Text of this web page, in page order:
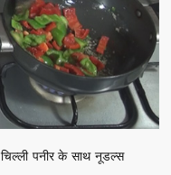
चिल्ली पनीर के साथ नूडल्स